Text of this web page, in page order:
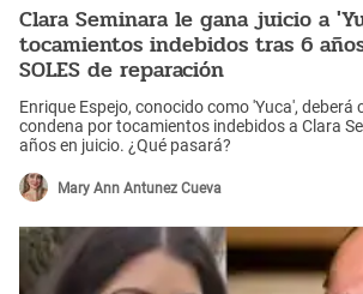
Clara Seminara le gana juicio a
tocamientos indebidos tras 6
SOLES de reparación
Enrique Espejo, conocido como 'Yuca', deberá
condena por tocamientos indebidos a Clara
años en juicio. ¿Qué pasará?
Mary Ann Antunez Cueva